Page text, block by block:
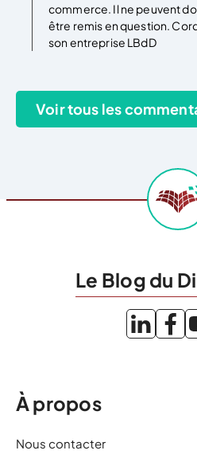
commerce. Il ne peuvent
être remis en question.
son entreprise LBdD
Le Blog du
À propos
Nous contacter